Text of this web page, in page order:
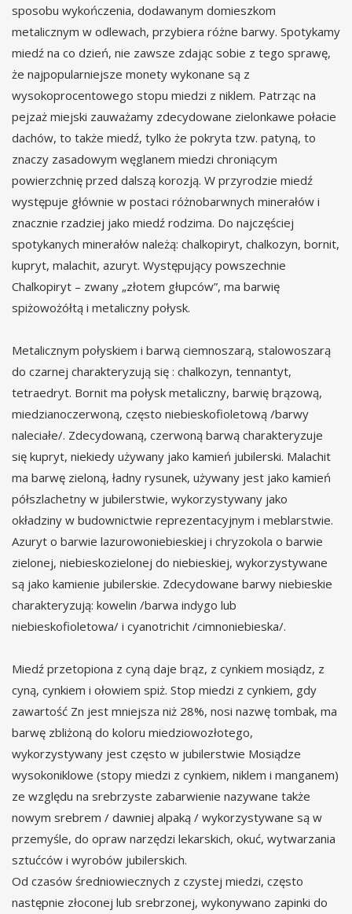
sposobu wykończenia, dodawanym domieszkom
metalicznym w odlewach, przybiera różne barwy. Spotykamy
miedź na co dzień, nie zawsze zdając sobie z tego sprawę,
że najpopularniejsze monety wykonane są z
wysokoprocentowego stopu miedzi z niklem. Patrząc na
pejzaż miejski zauważamy zdecydowane zielonkawe połacie
dachów, to także miedź, tylko że pokryta tzw. patyną, to
znaczy zasadowym węglanem miedzi chroniącym
powierzchnię przed dalszą korozją. W przyrodzie miedź
występuje głównie w postaci różnobarwnych minerałów i
znacznie rzadziej jako miedź rodzima. Do najczęściej
spotykanych minerałów należą: chalkopiryt, chalkozyn, bornit,
kupryt, malachit, azuryt. Występujący powszechnie
Chalkopiryt – zwany „złotem głupców”, ma barwię
spiżowożółtą i metaliczny połysk.
Metalicznym połyskiem i barwą ciemnoszarą, stalowoszarą
do czarnej charakteryzują się : chalkozyn, tennantyt,
tetraedryt. Bornit ma połysk metaliczny, barwię brązową,
miedzianoczerwoną, często niebieskofioletową /barwy
naleciałe/. Zdecydowaną, czerwoną barwą charakteryzuje
się kupryt, niekiedy używany jako kamień jubilerski. Malachit
ma barwę zieloną, ładny rysunek, używany jest jako kamień
półszlachetny w jubilerstwie, wykorzystywany jako
okładziny w budownictwie reprezentacyjnym i meblarstwie.
Azuryt o barwie lazurowoniebieskiej i chryzokola o barwie
zielonej, niebieskozielonej do niebieskiej, wykorzystywane
są jako kamienie jubilerskie. Zdecydowane barwy niebieskie
charakteryzują: kowelin /barwa indygo lub
niebieskofioletowa/ i cyanotrichit /cimnoniebieska/.
Miedź przetopiona z cyną daje brąz, z cynkiem mosiądz, z
cyną, cynkiem i ołowiem spiż. Stop miedzi z cynkiem, gdy
zawartość Zn jest mniejsza niż 28%, nosi nazwę tombak, ma
barwę zbliżoną do koloru miedziowozłotego,
wykorzystywany jest często w jubilerstwie Mosiądze
wysokoniklowe (stopy miedzi z cynkiem, niklem i manganem)
ze względu na srebrzyste zabarwienie nazywane także
nowym srebrem / dawniej alpaką / wykorzystywane są w
przemyśle, do opraw narzędzi lekarskich, okuć, wytwarzania
sztućców i wyrobów jubilerskich.
Od czasów średniowiecznych z czystej miedzi, często
następnie złoconej lub srebrzonej, wykonywano zapinki do